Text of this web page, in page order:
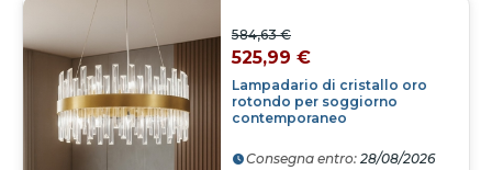
Lampadario di cristallo oro
rotondo per soggiorno
contemporaneo
584,63 €
525,99 €
Consegna entro: 28/08/2026